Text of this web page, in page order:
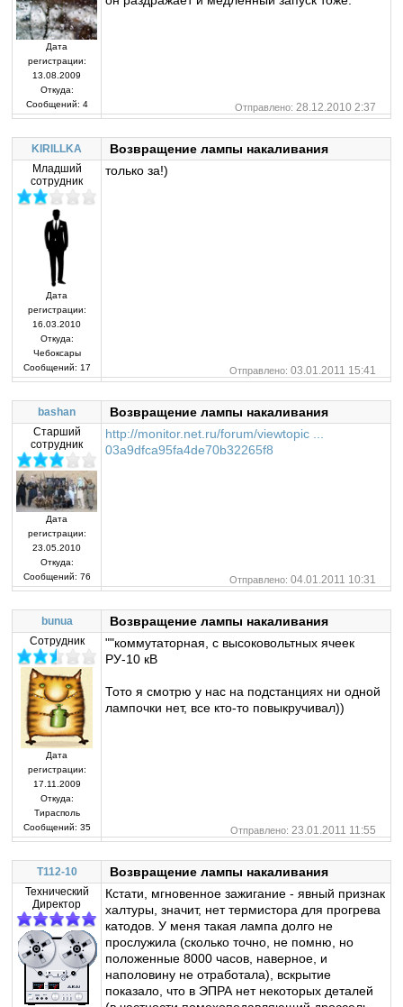
Дата
регистрации:
13.08.2009
Откуда:
Сообщений: 4 Отправлено: 28.12.2010 2:37
KIRILLKA Возвращение лампы накаливания
Младший
сотрудник
Дата
регистрации:
16.03.2010
Откуда:
Чебоксары
Сообщений: 17
только за!)
Отправлено: 03.01.2011 15:41
bashan Возвращение лампы накаливания
Старший
сотрудник
Дата
регистрации:
23.05.2010
Откуда:
Сообщений: 76
http://monitor.net.ru/forum/viewtopic ...
03a9dfca95fa4de70b32265f8
Отправлено: 04.01.2011 10:31
bunua Возвращение лампы накаливания
Сотрудник
Дата
регистрации:
17.11.2009
Откуда:
Тирасполь
Сообщений: 35
""коммутаторная, с высоковольтных ячеек
РУ-10 кВ
Тото я смотрю у нас на подстанциях ни одной
лампочки нет, все кто-то повыкручивал))
Отправлено: 23.01.2011 11:55
T112-10 Возвращение лампы накаливания
Технический
Директор
Кстати, мгновенное зажигание - явный признак
халтуры, значит, нет термистора для прогрева
катодов. У меня такая лампа долго не
прослужила (сколько точно, не помню, но
положенные 8000 часов, наверное, и
наполовину не отработала), вскрытие
показало, что в ЭПРА нет некоторых деталей